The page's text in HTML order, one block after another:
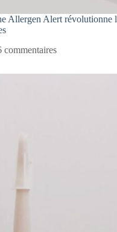
Allergen Alert révolutionne
commentaires